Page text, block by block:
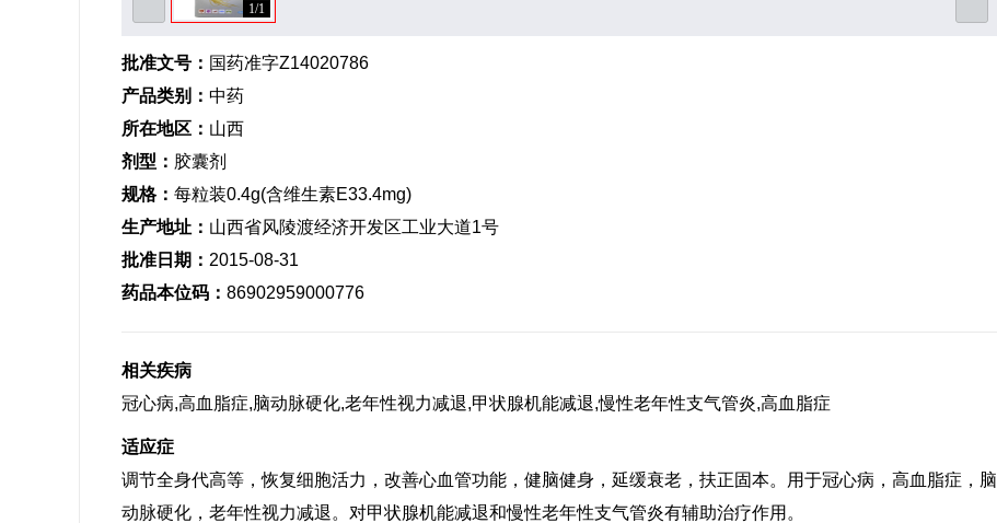
1/1
批准文号： 国药准字Z14020786
产品类别： 中药
所在地区： 山西
剂型： 胶囊剂
规格： 每粒装0.4g(含维生素E33.4mg)
生产地址： 山西省风陵渡经济开发区工业大道1号
批准日期： 2015-08-31
药品本位码： 86902959000776
相关疾病
冠心病,高血脂症,脑动脉硬化,老年性视力减退,甲状腺机能减退,慢性老年性支气管炎,高血脂症
适应症
调节全身代高等，恢复细胞活力，改善心血管功能，健脑健身，延缓衰老，扶正固本。用于冠心病，高血脂症，脑
动脉硬化，老年性视力减退。对甲状腺机能减退和慢性老年性支气管炎有辅助治疗作用。